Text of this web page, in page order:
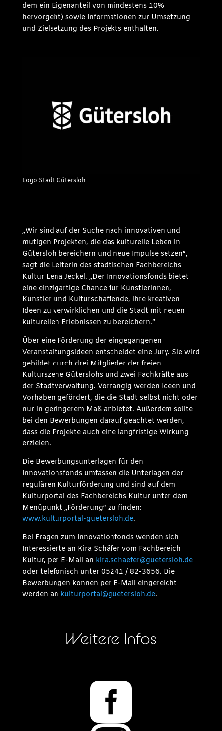
dem ein Eigenanteil von mindestens 10%
hervorgeht) sowie Informationen zur Umsetzung
und Zielsetzung des Projekts enthalten.
Logo Stadt Gütersloh
„Wir sind auf der Suche nach innovativen und
mutigen Projekten, die das kulturelle Leben in
Gütersloh bereichern und neue Impulse setzen“,
sagt die Leiterin des städtischen Fachbereichs
Kultur Lena Jeckel. „Der Innovationsfonds bietet
eine einzigartige Chance für Künstlerinnen,
Künstler und Kulturschaffende, ihre kreativen
Ideen zu verwirklichen und die Stadt mit neuen
kulturellen Erlebnissen zu bereichern.”
Über eine Förderung der eingegangenen
Veranstaltungsideen entscheidet eine Jury. Sie wird
gebildet durch drei Mitglieder der freien
Kulturszene Güterslohs und zwei Fachkräfte aus
der Stadtverwaltung. Vorrangig werden Ideen und
Vorhaben gefördert, die die Stadt selbst nicht oder
nur in geringerem Maß anbietet. Außerdem sollte
bei den Bewerbungen darauf geachtet werden,
dass die Projekte auch eine langfristige Wirkung
erzielen.
Die Bewerbungsunterlagen für den
Innovationsfonds umfassen die Unterlagen der
regulären Kulturförderung und sind auf dem
Kulturportal des Fachbereichs Kultur unter dem
Menüpunkt „Förderung“ zu finden:
www.kulturportal-guetersloh.de.
Bei Fragen zum Innovationfonds wenden sich
Interessierte an Kira Schäfer vom Fachbereich
Kultur, per E-Mail an kira.schaefer@guetersloh.de
oder telefonisch unter 05241 / 82-3656. Die
Bewerbungen können per E-Mail eingereicht
werden an kulturportal@guetersloh.de.
Weitere Infos
